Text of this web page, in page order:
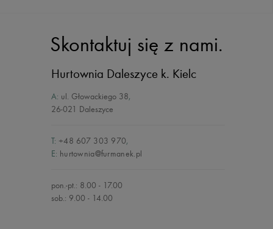
Skontaktuj się z nami.
Hurtownia Daleszyce k. Kielc
A: ul. Głowackiego 38,
26-021 Daleszyce
T: +48 607 303 970,
E: hurtownia@furmanek.pl
pon.-pt.: 8.00 - 17.00
sob.: 9.00 - 14.00